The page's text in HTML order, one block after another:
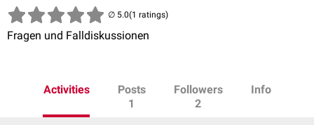
(1 ratings)
Fragen und Falldiskussionen
Activities
Posts
1
Followers
2
Info